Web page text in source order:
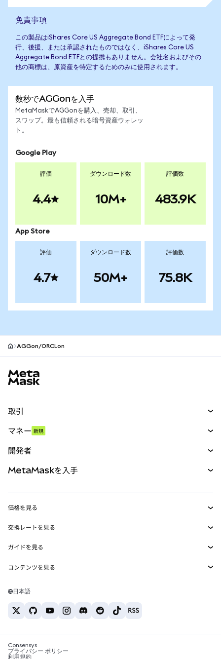
免責事項
この製品はiShares Core US Aggregate Bond ETFによって発
行、後援、または承認されたものではなく、iShares Core US
Aggregate Bond ETFとの提携もありません。会社名およびその
他の商標は、原資産を特定するためのみに使用されます。
数秒でAGGonを入手
MetaMaskでAGGonを購入、売却、取引、
スワップ。最も信頼される暗号資産ウォレッ
ト。
Google Play
評価
4.4
ダウンロード数
10M+
評価数
483.9K
App Store
評価
4.7
ダウンロード数
50M+
評価数
75.8K
AGGon/ORCLon
取引
パーペチュアル
RWA
マネー 新規
開発者
MetaMask Connect
Snaps
Web3サービス
MetaMaskを入手
セキュリティ
サポート
キャリア
お問い合わせ
価格を見る
イーサリアムの価格
Solanaの価格
Tetherの価格
交換レートを見る
ETH→USD
USDT→INR
BTC→INR
ETH→USDT
ガイドを見る
ETHの購入
USDTの購入
SHIBの購入
コンテンツを見る
Solanaウォレット
税制関連ニュース
日本語
Consensys
プライバシー ポリシー
利用規約